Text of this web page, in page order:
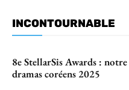
INCONTOURNABLE
8e StellarSis Awards :
dramas coréens 2025